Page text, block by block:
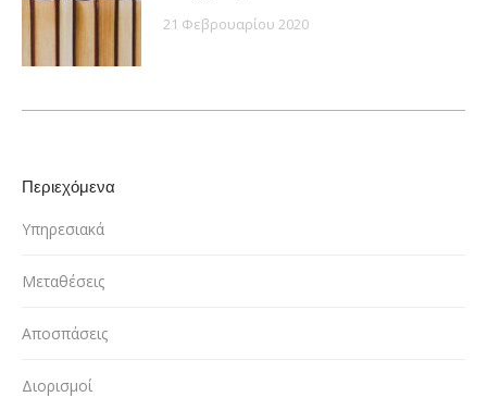
21 Φεβρουαρίου 2020
Περιεχόμενα
Υπηρεσιακά
Μεταθέσεις
Αποσπάσεις
Διορισμοί